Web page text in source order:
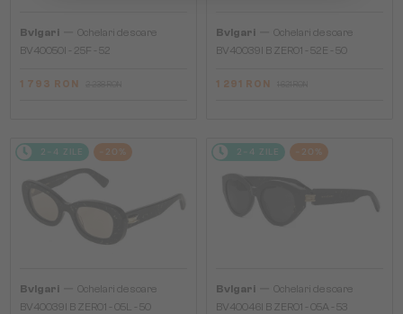
Bvlgari
Ochelari de soare
BV40050I - 25F - 52
1 793 RON
Bvlgari
Ochelari de soare
BV40039I B ZERO1 - 52E - 50
1 291 RON
2-4 ZILE -20%
Bvlgari
Ochelari de soare
BV40039I B ZERO1 - 05L - 50
2-4 ZILE -20%
Bvlgari
Ochelari de soare
BV40046I B ZERO1 - 05A - 53